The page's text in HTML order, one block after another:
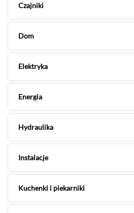
Czajniki
Dom
Elektryka
Energia
Hydraulika
Instalacje
Kuchenki i piekarniki